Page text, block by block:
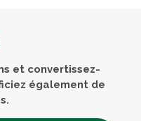
et convertissez-
également de